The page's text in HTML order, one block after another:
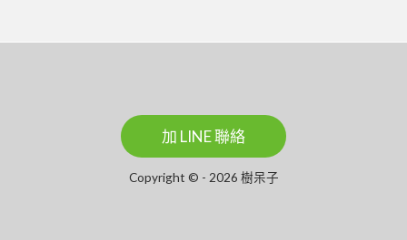
加 LINE 聯絡
Copyright © - 2026 樹呆子